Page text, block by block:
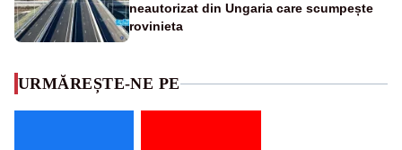
neautorizat din Ungaria care scumpește
rovinieta
URMĂREȘTE-NE PE